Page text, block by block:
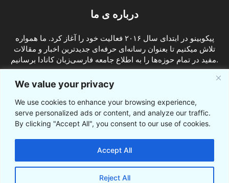
We value your privacy
We use cookies to enhance your browsing experience,
serve personalized ads or content, and analyze our traffic.
By clicking "Accept All", you consent to our use of cookies.
Reject All
Accept All
درباره ی ما
پیکوبینو در ابتدای سال ۲۰۱۶ فعالیت خود را آغاز کرد. ما همواره
تلاش میکنیم تا بعنوان رسانه‌ای حرفه‌ای جدیدترین اخبار و مقالات
مفید در تمام حوزه‌ها را به اطلاع جامعه فارسی‌زبان کانادا برسانیم.
ما را دنبال کنید